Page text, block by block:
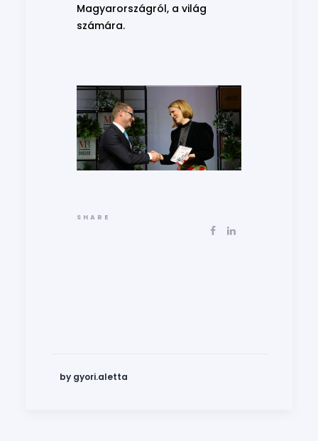
Magyarországról, a világ
számára.
SHARE
by gyori.aletta